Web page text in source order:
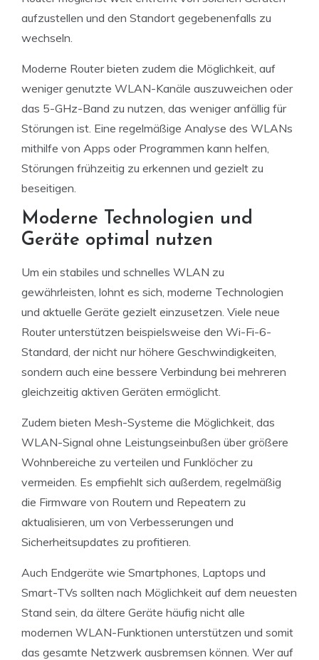
aufzustellen und den Standort gegebenenfalls zu
wechseln.
Moderne Router bieten zudem die Möglichkeit, auf
weniger genutzte WLAN-Kanäle auszuweichen oder
das 5-GHz-Band zu nutzen, das weniger anfällig für
Störungen ist. Eine regelmäßige Analyse des WLANs
mithilfe von Apps oder Programmen kann helfen,
Störungen frühzeitig zu erkennen und gezielt zu
beseitigen.
Moderne Technologien und
Geräte optimal nutzen
Um ein stabiles und schnelles WLAN zu
gewährleisten, lohnt es sich, moderne Technologien
und aktuelle Geräte gezielt einzusetzen. Viele neue
Router unterstützen beispielsweise den Wi-Fi-6-
Standard, der nicht nur höhere Geschwindigkeiten,
sondern auch eine bessere Verbindung bei mehreren
gleichzeitig aktiven Geräten ermöglicht.
Zudem bieten Mesh-Systeme die Möglichkeit, das
WLAN-Signal ohne Leistungseinbußen über größere
Wohnbereiche zu verteilen und Funklöcher zu
vermeiden. Es empfiehlt sich außerdem, regelmäßig
die Firmware von Routern und Repeatern zu
aktualisieren, um von Verbesserungen und
Sicherheitsupdates zu profitieren.
Auch Endgeräte wie Smartphones, Laptops und
Smart-TVs sollten nach Möglichkeit auf dem neuesten
Stand sein, da ältere Geräte häufig nicht alle
modernen WLAN-Funktionen unterstützen und somit
das gesamte Netzwerk ausbremsen können. Wer auf